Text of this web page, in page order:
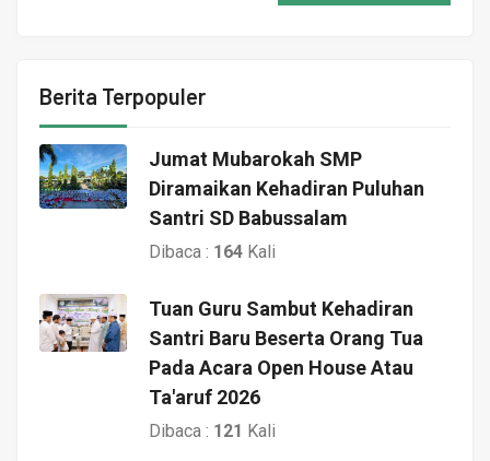
Berita Terpopuler
Jumat Mubarokah SMP
Diramaikan Kehadiran Puluhan
Santri SD Babussalam
Dibaca : 164 Kali
Tuan Guru Sambut Kehadiran
Santri Baru Beserta Orang Tua
Pada Acara Open House Atau
Ta'aruf 2026
Dibaca : 121 Kali